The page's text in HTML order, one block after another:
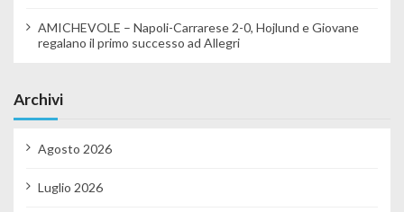
AMICHEVOLE – Napoli-Carrarese 2-0, Hojlund e Giovane
regalano il primo successo ad Allegri
Archivi
Agosto 2026
Luglio 2026